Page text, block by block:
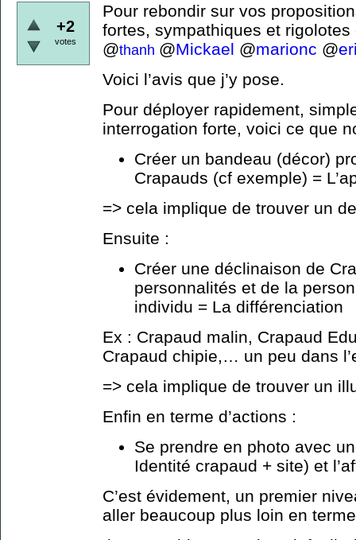
+2
votes
Pour rebondir sur vos
fortes, sympathiques et rigolotes
@thanh @Mickael @marionc @
Voici l’avis que j’y pose.
Pour déployer rapidement,
interrogation forte, voici ce que
Créer un bandeau (décor)
Crapauds (cf exemple) =
=> cela implique de trouver un
Ensuite :
Créer une déclinaison de
personnalités et de la
individu = La différenciation
Ex : Crapaud malin, Crapaud
Crapaud chipie,… un peu dans
=> cela implique de trouver un
Enfin en terme d’actions :
Se prendre en photo avec
Identité crapaud + site) et
C’est évidement, un premier
aller beaucoup plus loin en